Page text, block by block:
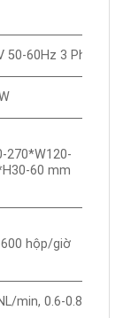
50-60Hz 3 Pha
270*W120-
60 mm
hộp/giờ
min, 0.6-0.8Mpa